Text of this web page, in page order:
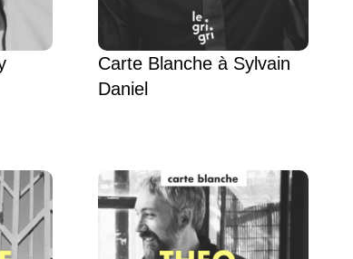
Carte Blanche à Sylvain
Daniel